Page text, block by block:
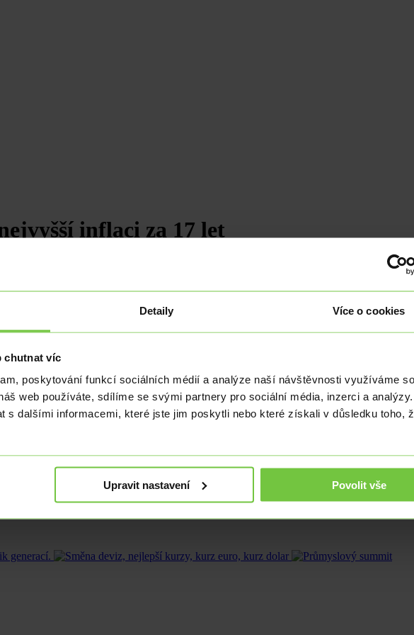
Detaily Více o cookies
chutnat víc
poskytování funkcí sociálních médií a analýze naší návštěvnosti využíváme
web používáte, sdílíme se svými partnery pro sociální média, inzerci a
s dalšími informacemi, které jste jim poskytli nebo které získali v důsledku toho,
Upravit nastavení Povolit vše
inflaci za 17 let
5,6 %.
kdy ceny na Slovensku zrychlují svůj růst. Toto hrozivé tempo nemá precedent a rychleji
v celém světě. Nyní máme ovšem možnost vidět negativní dopady eura v praxi.
rostou meziročně o 4,1 %. Listopadové hodnoty se dozvíme až tento pátek, ale
EMU na nule. ECB hovoří o inflaci jako o dočasné, a mj. proto je drží neměnné.
politiku, sazba by byla nejspíš výrazně výše. Vyspělé země Evropy mají inflaci
budou čelit stále vyšším cenám.
a nejspíš zvyšovat bude i v budoucnu. Nyní má základní 2T REPO sazba hodnotu